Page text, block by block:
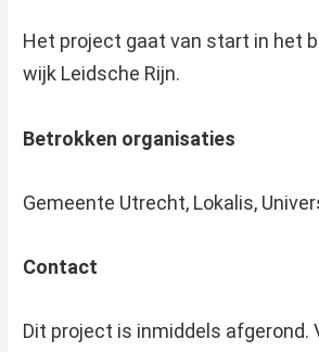
Het project gaat van start in het
wijk Leidsche Rijn.
Betrokken organisaties
Gemeente Utrecht, Lokalis,
Contact
Dit project is inmiddels afgerond.